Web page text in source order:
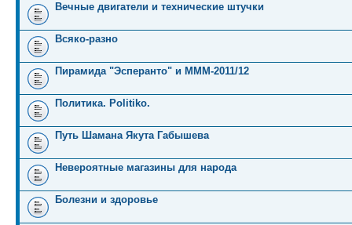
Вечные двигатели и технические штучки
Всяко-разно
Пирамида "Эсперанто" и MMM-2011/12
Политика. Politiko.
Путь Шамана Якута Габышева
Невероятные магазины для народа
Болезни и здоровье